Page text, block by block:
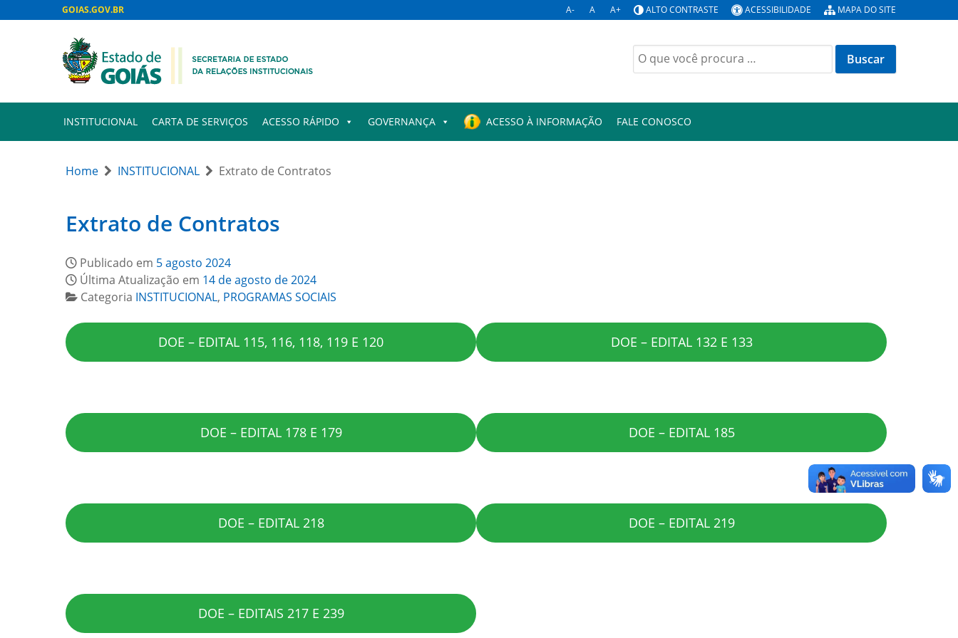
GOIAS.GOV.BR A- A A+ ALTO CONTRASTE ACESSIBILIDADE MAPA DO SITE
Buscar
por:
INSTITUCIONAL CARTA DE SERVIÇOS ACESSO RÁPIDO GOVERNANÇA ACESSO À INFORMAÇÃO FALE CONOSCO
Home INSTITUCIONAL Extrato de Contratos
Extrato de Contratos
Publicado em 5 agosto 2024
Última Atualização em 14 de agosto de 2024
Categoria INSTITUCIONAL, PROGRAMAS SOCIAIS
DOE – EDITAL 115, 116, 118, 119 E 120 DOE – EDITAL 132 E 133
DOE – EDITAL 178 E 179 DOE – EDITAL 185
DOE – EDITAL 218 DOE – EDITAL 219
DOE – EDITAIS 217 E 239